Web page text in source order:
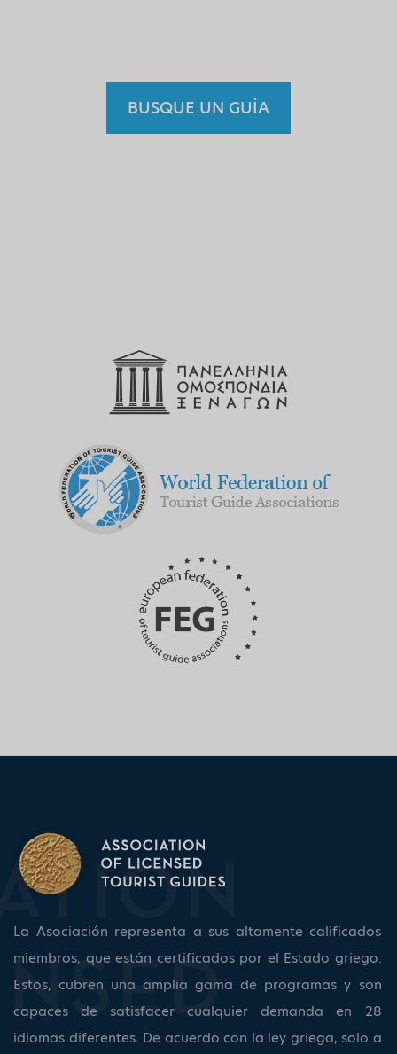
BUSQUE UN GUÍA
La Asociación representa a sus altamente calificados
miembros, que están certificados por el Estado griego.
Estos, cubren una amplia gama de programas y son
capaces de satisfacer cualquier demanda en 28
idiomas diferentes. De acuerdo con la ley griega, solo a